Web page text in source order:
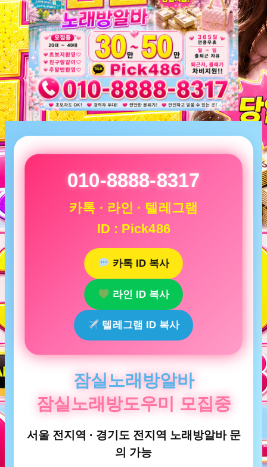
010-8888-8317
카톡 · 라인 · 텔레그램
ID : Pick486
카톡 ID 복사
라인 ID 복사
텔레그램 ID 복사
잠실노래방알바
잠실노래방도우미 모집중
서울 전지역 · 경기도 전지역 노래방알바 문
의 가능